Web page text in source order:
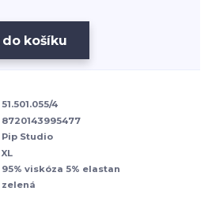
košíku
51.501.055/4
8720143995477
Pip Studio
XL
95% viskóza 5% elastan
zelená